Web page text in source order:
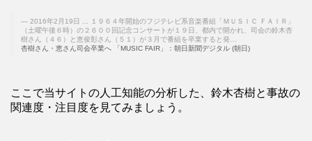
2016年2月19日 ... １９６４年開始のフジテレビ系音楽番組「ＭＵＳＩＣ ＦＡＩＲ」
（土曜午後６時）の２６００回記念コンサートが１９日、都内で開かれ、司会の鈴木杏
樹さん（４６）と恵俊彰さん（５１）が３月で番組を卒業すると発…
杏樹さん・恵さん司会卒業へ 「MUSIC FAIR」：朝日新聞デジタル (朝日)
ここで当サイトの人工知能の分析した、鈴木杏樹と事故の
関連度・注目度を見てみましょう。